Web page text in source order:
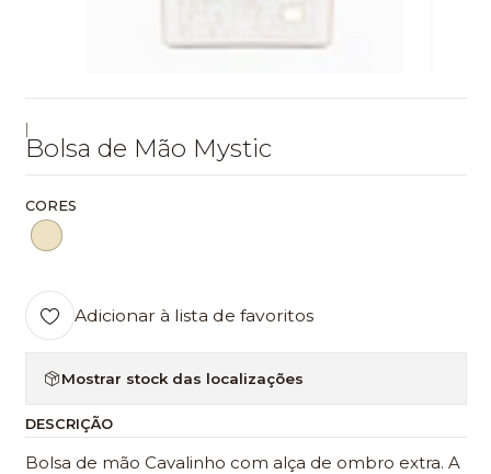
Bolsa de Mão Mystic
CORES
Adicionar à lista de favoritos
Mostrar stock das localizações
DESCRIÇÃO
Bolsa de mão Cavalinho com alça de ombro extra. A